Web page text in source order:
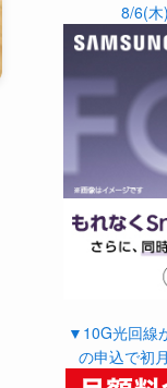
8/6(
▼10G光回線
の申込で初